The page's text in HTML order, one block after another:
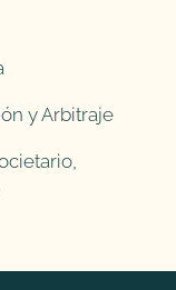
y Arbitraje